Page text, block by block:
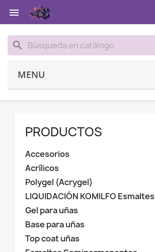

search
MENU
PRODUCTOS
Accesorios
Acrílicos
Polygel (Acrygel)
LIQUIDACIÓN KOMILFO Esmaltes
Gel para uñas
Base para uñas
Top coat uñas